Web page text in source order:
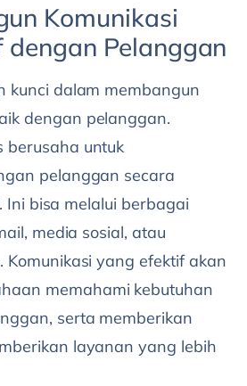
Komunikasi
Pelanggan
kunci dalam membangun
dengan pelanggan.
berusaha untuk
pelanggan secara
bisa melalui berbagai
media sosial, atau
Komunikasi yang efektif akan
memahami kebutuhan
serta memberikan
layanan yang lebih